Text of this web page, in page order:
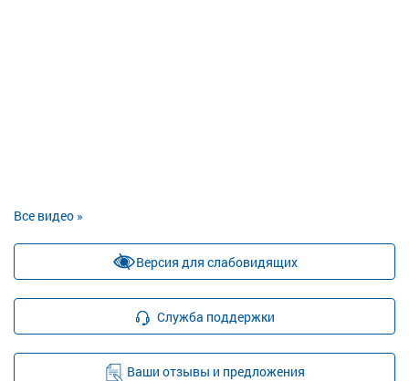
Все видео »
Версия для слабовидящих
Служба поддержки
Ваши отзывы и предложения